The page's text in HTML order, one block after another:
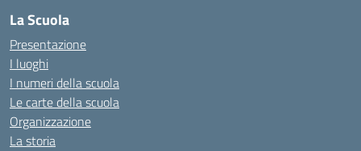
La Scuola
Presentazione
I luoghi
I numeri della scuola
Le carte della scuola
Organizzazione
La storia